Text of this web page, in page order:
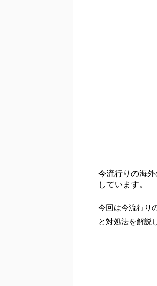
今流行りの海
しています。
今回は今流行り
と対処法を解説